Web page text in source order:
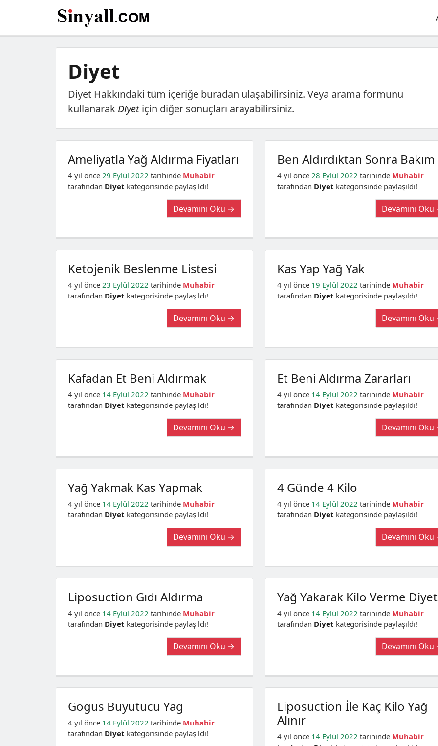
Diyet
Diyet Hakkındaki tüm içeriğe buradan ulaşabilirsiniz. Veya arama formunu
kullanarak Diyetiçin diğer sonuçları arayabilirsiniz.
Ameliyatla Yağ Aldırma Fiyatları
4 yıl önce 29 Eylül 2022 tarihinde Muhabir
tarafından Diyet kategorisinde paylaşıldı!
Devamını Oku →
Ben Aldırdıktan Sonra Bakım
4 yıl önce 28 Eylül 2022 tarihinde Muhabir
tarafından Diyet kategorisinde paylaşıldı!
Devamını
Ketojenik Beslenme Listesi
4 yıl önce 23 Eylül 2022 tarihinde Muhabir
tarafından Diyet kategorisinde paylaşıldı!
Devamını Oku →
Kas Yap Yağ Yak
4 yıl önce 19 Eylül 2022 tarihinde Muhabir
tarafından Diyet kategorisinde paylaşıldı!
Devamını
Kafadan Et Beni Aldırmak
4 yıl önce 14 Eylül 2022 tarihinde Muhabir
tarafından Diyet kategorisinde paylaşıldı!
Devamını Oku →
Et Beni Aldırma Zararları
4 yıl önce 14 Eylül 2022 tarihinde Muhabir
tarafından Diyet kategorisinde paylaşıldı!
Devamını
Yağ Yakmak Kas Yapmak
4 yıl önce 14 Eylül 2022 tarihinde Muhabir
tarafından Diyet kategorisinde paylaşıldı!
Devamını Oku →
4 Günde 4 Kilo
4 yıl önce 14 Eylül 2022 tarihinde Muhabir
tarafından Diyet kategorisinde paylaşıldı!
Devamını
Liposuction Gıdı Aldırma
4 yıl önce 14 Eylül 2022 tarihinde Muhabir
tarafından Diyet kategorisinde paylaşıldı!
Devamını Oku →
Yağ Yakarak Kilo Verme
4 yıl önce 14 Eylül 2022 tarihinde Muhabir
tarafından Diyet kategorisinde paylaşıldı!
Devamını
Gogus Buyutucu Yag
4 yıl önce 14 Eylül 2022 tarihinde Muhabir
tarafından Diyet kategorisinde paylaşıldı!
Liposuction İle Kaç Kilo Yağ
Alınır
4 yıl önce 14 Eylül 2022 tarihinde Muhabir